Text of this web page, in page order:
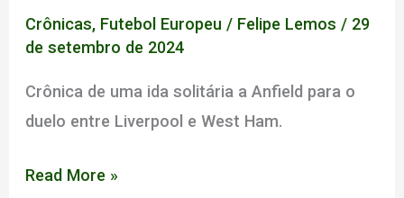
Crônicas, Futebol Europeu / Felipe Lemos/ 29
de setembro de 2024
Crônica de uma ida solitária a Anfield para o
duelo entre Liverpool e West Ham.
Andei
Read More »